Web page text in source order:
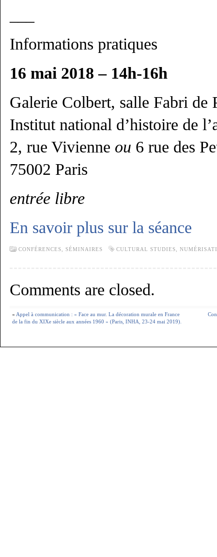
Informations pratiques
16 mai 2018 – 14h-16h
Galerie Colbert, salle Fabri de
Institut national d’histoire de
2, rue Vivienne ou 6 rue des
75002 Paris
entrée libre
En savoir plus sur la séance
CONFÉRENCES, SÉMINAIRES CULTURAL STUDIES
Comments are closed.
« Appel à communication : « Face au mur. La décoration murale en France
de la fin du XIXe siècle aux années 1960 » (Paris, INHA, 23-24 mai 2019).